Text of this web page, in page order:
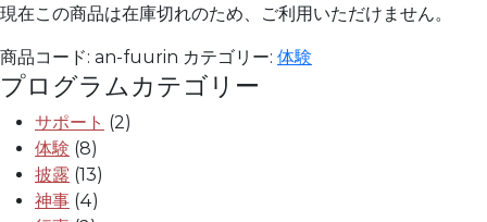
現在この商品は在庫切れのため、ご利用いただけません。
商品コード: an-fuurin カテゴリー: 体験
プログラムカテゴリー
サポート (2)
体験 (8)
披露 (13)
神事 (4)